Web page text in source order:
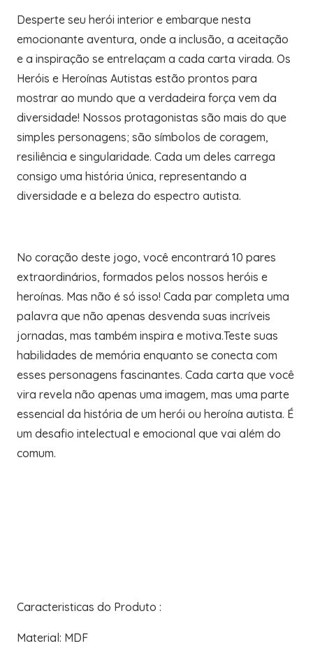
Desperte seu herói interior e embarque nesta
emocionante aventura, onde a inclusão, a aceitação
e a inspiração se entrelaçam a cada carta virada. Os
Heróis e Heroínas Autistas estão prontos para
mostrar ao mundo que a verdadeira força vem da
diversidade! Nossos protagonistas são mais do que
simples personagens; são símbolos de coragem,
resiliência e singularidade. Cada um deles carrega
consigo uma história única, representando a
diversidade e a beleza do espectro autista.
No coração deste jogo, você encontrará 10 pares
extraordinários, formados pelos nossos heróis e
heroínas. Mas não é só isso! Cada par completa uma
palavra que não apenas desvenda suas incríveis
jornadas, mas também inspira e motiva.Teste suas
habilidades de memória enquanto se conecta com
esses personagens fascinantes. Cada carta que você
vira revela não apenas uma imagem, mas uma parte
essencial da história de um herói ou heroína autista. É
um desafio intelectual e emocional que vai além do
comum.
Caracteristicas do Produto :
Material: MDF